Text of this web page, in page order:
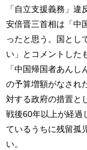
「自立支援義務」違
安倍晋三首相は「中
ったと思う。国とし
い」とコメントした
「中国帰国者あん
の予算増額がなされ
対する政府の措置と
戦後60年以上が経過
ているうちに残留孤
い。